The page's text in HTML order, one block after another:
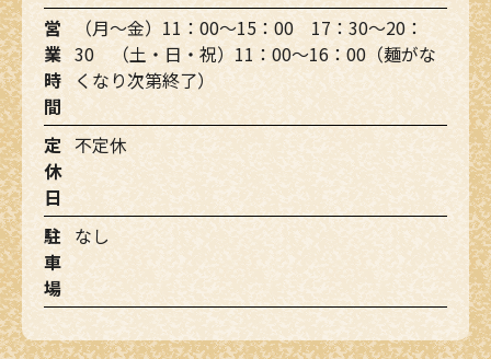
営
業
時
間
（月～金）11：00～15：00 17：30～20：
30 （土・日・祝）11：00～16：00（麺がな
くなり次第終了）
定
休
日
不定休
駐
車
場
なし